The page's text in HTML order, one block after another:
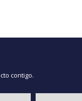
contigo.